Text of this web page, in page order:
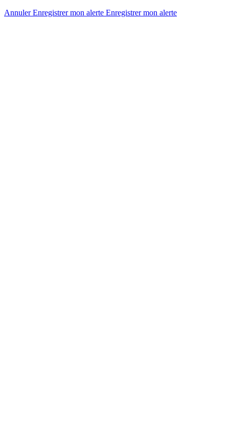
AnnulerEnregistrer mon alerte Enregistrermon alerte